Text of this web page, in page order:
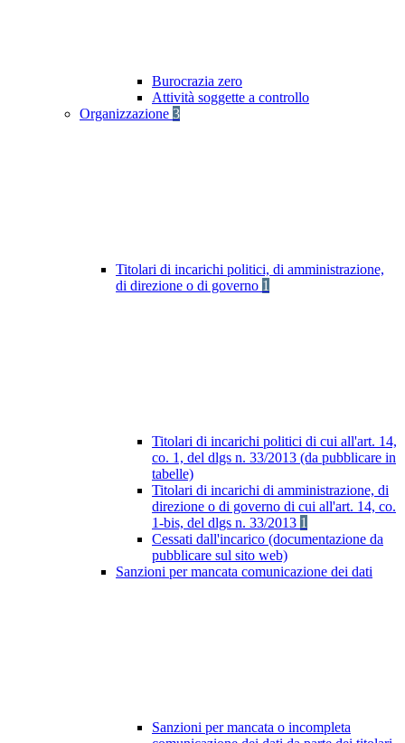
Burocrazia zero
Attività soggette a controllo
Organizzazione 3
Titolari di incarichi politici, di amministrazione,
di direzione o di governo 1
Titolari di incarichi politici di cui all'art. 14,
co. 1, del dlgs n. 33/2013 (da pubblicare in
tabelle)
Titolari di incarichi di amministrazione, di
direzione o di governo di cui all'art. 14, co.
1-bis, del dlgs n. 33/2013 1
Cessati dall'incarico (documentazione da
pubblicare sul sito web)
Sanzioni per mancata comunicazione dei dati
Sanzioni per mancata o incompleta